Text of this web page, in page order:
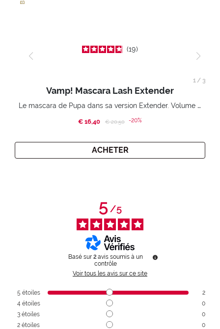
19
Vamp! Mascara Lash Extender
Le mascara de Pupa dans sa version Extender. Volume extension 3D. Des cils amplifiés et liftés à l’infini.
€ 16,40 Price reduced from
€ 20,50to-20%
ACHETER
1 / 3
5/5
Basé sur 2 avis soumis à un
contrôle
Voir tous les avis sur ce site
5 étoiles
2
4 étoiles
0
3 étoiles
0
2 étoiles
0